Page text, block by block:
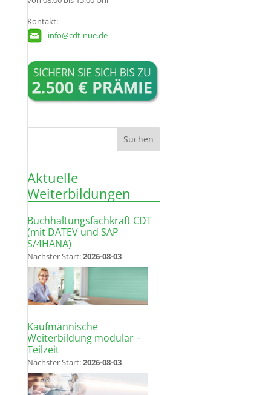
Kontakt:
info@cdt-nue.de
Aktuelle
Weiterbildungen
Buchhaltungsfachkraft CDT
(mit DATEV und SAP
S/4HANA)
Nächster Start:2026-08-03
Kaufmännische
Weiterbildung modular –
Teilzeit
Nächster Start:2026-08-03